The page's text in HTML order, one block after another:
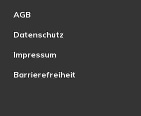
AGB
Datenschutz
Impressum
Barrierefreiheit